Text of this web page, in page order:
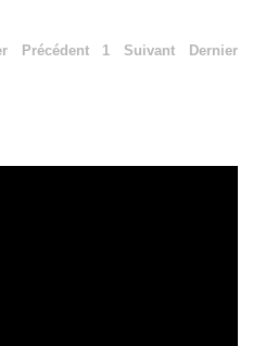
Précédent 1 Suivant Dernier